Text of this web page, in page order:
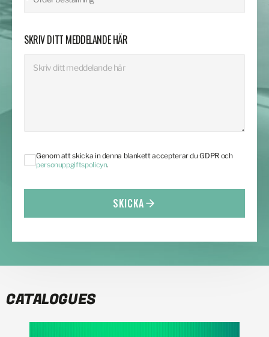
SKRIV DITT MEDDELANDE HÄR
Genom att skicka in denna blankett accepterar du GDPR och
personuppgiftspolicyn.
SKICKA
CATALOGUES